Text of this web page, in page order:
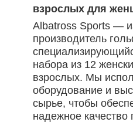
взрослых для
Albatross Sports —
производитель
набора из 12
взрослых. Мы
оборудование и
сырье, чтобы
надежное качество